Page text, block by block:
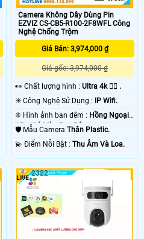
Camera Không Dây Dùng Pin
EZVIZ CS-CB5-R100-2F8WFL Công
Nghệ Chống Trộm
Giá Bán: 3,974,000 ₫
Giá gốc: 3,974,000 ₫
️👀 Chất lượng hình :Ultra 4k 👍🏾 .
✳️ Công Nghệ Sử Dụng :
IP Wifi.
❈ Hình ảnh ban đêm : Hồng Ngoại
15m Có Màu Ban Ðêm.
🛡 Mẫu CameraThân Plastic.
️💫 Điểm Nỗi Bật :Thu Âm Và Loa.
2322